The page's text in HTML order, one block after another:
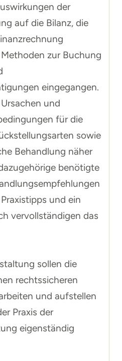
der
auf die Bilanz, die
zur Buchung
eingegangen.
und
für die
sowie
Behandlung näher
benötigte
und ein
vervollständigen das
sollen die
rechtssicheren
und aufstellen
Praxis der
eigenständig